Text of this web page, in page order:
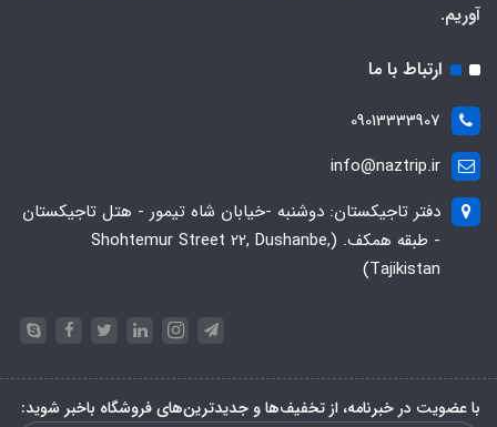
آوریم.
ارتباط با ما
09013333907
info@naztrip.ir
دفتر تاجیکستان: دوشنبه -خیابان شاه تیمور - هتل تاجیکستان
- طبقه همکف. (Shohtemur Street 22, Dushanbe,
Tajikistan)
با عضویت در خبرنامه، از تخفیف‌ها و جدیدترین‌های فروشگاه باخبر شوید: